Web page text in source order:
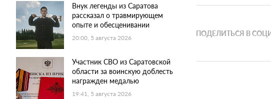
Внук легенды из Саратова
рассказал о травмирующем
опыте и обесценивании
20:00, 5 августа 2026
Участник СВО из Саратовской
области за воинскую доблесть
награжден медалью
19:41, 5 августа 2026
ПОДЕЛИТЬСЯ В